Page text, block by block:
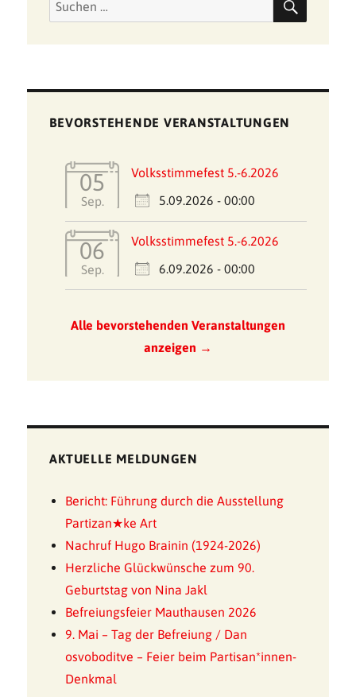
nach:
BEVORSTEHENDE VERANSTALTUNGEN
05
Sep.
Volksstimmefest 5.-6.2026
5.09.2026 - 00:00
06
Sep.
Volksstimmefest 5.-6.2026
6.09.2026 - 00:00
Alle bevorstehenden Veranstaltungen
anzeigen →
AKTUELLE MELDUNGEN
Bericht: Führung durch die Ausstellung
Partizan★ke Art
Nachruf Hugo Brainin (1924-2026)
Herzliche Glückwünsche zum 90.
Geburtstag von Nina Jakl
Befreiungsfeier Mauthausen 2026
9. Mai – Tag der Befreiung / Dan
osvoboditve – Feier beim Partisan*innen-
Denkmal